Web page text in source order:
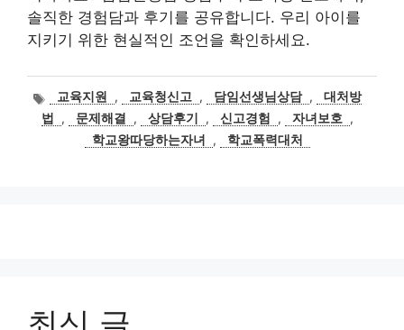
솔직한 경험담과 후기를 공유합니다. 우리 아이를
지키기 위한 현실적인 조언을 확인하세요.
태
그
교육지원 , 교육청신고 , 담임선생님상담 ,
대처방
법
, 문제해결 , 상담후기 , 신고경험 , 자녀보호
,
학교왕따당하는자녀
, 학교폭력대처